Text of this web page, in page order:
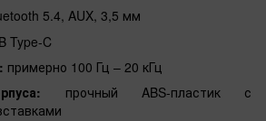
5.4, AUX, 3,5 мм
Type-C
примерно 100 Гц – 20 кГц
прочный ABS-пластик с